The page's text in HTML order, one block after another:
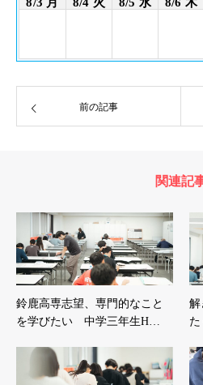
前の記事
関連記
鈴鹿高専志望、専門的なこと
を学びたい 中学三年生H…
解